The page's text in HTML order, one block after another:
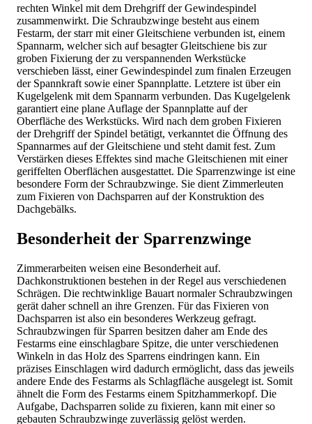
rechten Winkel mit dem Drehgriff der Gewindespindel
zusammenwirkt. Die Schraubzwinge besteht aus einem
Festarm, der starr mit einer Gleitschiene verbunden ist, einem
Spannarm, welcher sich auf besagter Gleitschiene bis zur
groben Fixierung der zu verspannenden Werkstücke
verschieben lässt, einer Gewindespindel zum finalen Erzeugen
der Spannkraft sowie einer Spannplatte. Letztere ist über ein
Kugelgelenk mit dem Spannarm verbunden. Das Kugelgelenk
garantiert eine plane Auflage der Spannplatte auf der
Oberfläche des Werkstücks. Wird nach dem groben Fixieren
der Drehgriff der Spindel betätigt, verkanntet die Öffnung des
Spannarmes auf der Gleitschiene und steht damit fest. Zum
Verstärken dieses Effektes sind mache Gleitschienen mit einer
geriffelten Oberflächen ausgestattet. Die Sparrenzwinge ist eine
besondere Form der Schraubzwinge. Sie dient Zimmerleuten
zum Fixieren von Dachsparren auf der Konstruktion des
Dachgebälks.
Besonderheit der Sparrenzwinge
Zimmerarbeiten weisen eine Besonderheit auf.
Dachkonstruktionen bestehen in der Regel aus verschiedenen
Schrägen. Die rechtwinklige Bauart normaler Schraubzwingen
gerät daher schnell an ihre Grenzen. Für das Fixieren von
Dachsparren ist also ein besonderes Werkzeug gefragt.
Schraubzwingen für Sparren besitzen daher am Ende des
Festarms eine einschlagbare Spitze, die unter verschiedenen
Winkeln in das Holz des Sparrens eindringen kann. Ein
präzises Einschlagen wird dadurch ermöglicht, dass das jeweils
andere Ende des Festarms als Schlagfläche ausgelegt ist. Somit
ähnelt die Form des Festarms einem Spitzhammerkopf. Die
Aufgabe, Dachsparren solide zu fixieren, kann mit einer so
gebauten Schraubzwinge zuverlässig gelöst werden.